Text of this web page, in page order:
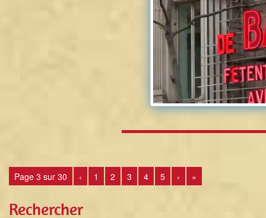
Page 3 sur 30 ‹ 1 2 3 4 5 › »
Rechercher